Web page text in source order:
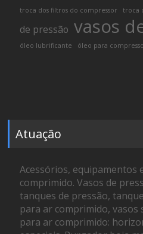
troca dos filtros do compressor troca
de pressão vasos
óleo lubrificante óleo para
Atuação
Acessórios, equipamentos
comprimido. Vasos de
tanques de pressão,
para ar comprimido,
para ar comprimido: